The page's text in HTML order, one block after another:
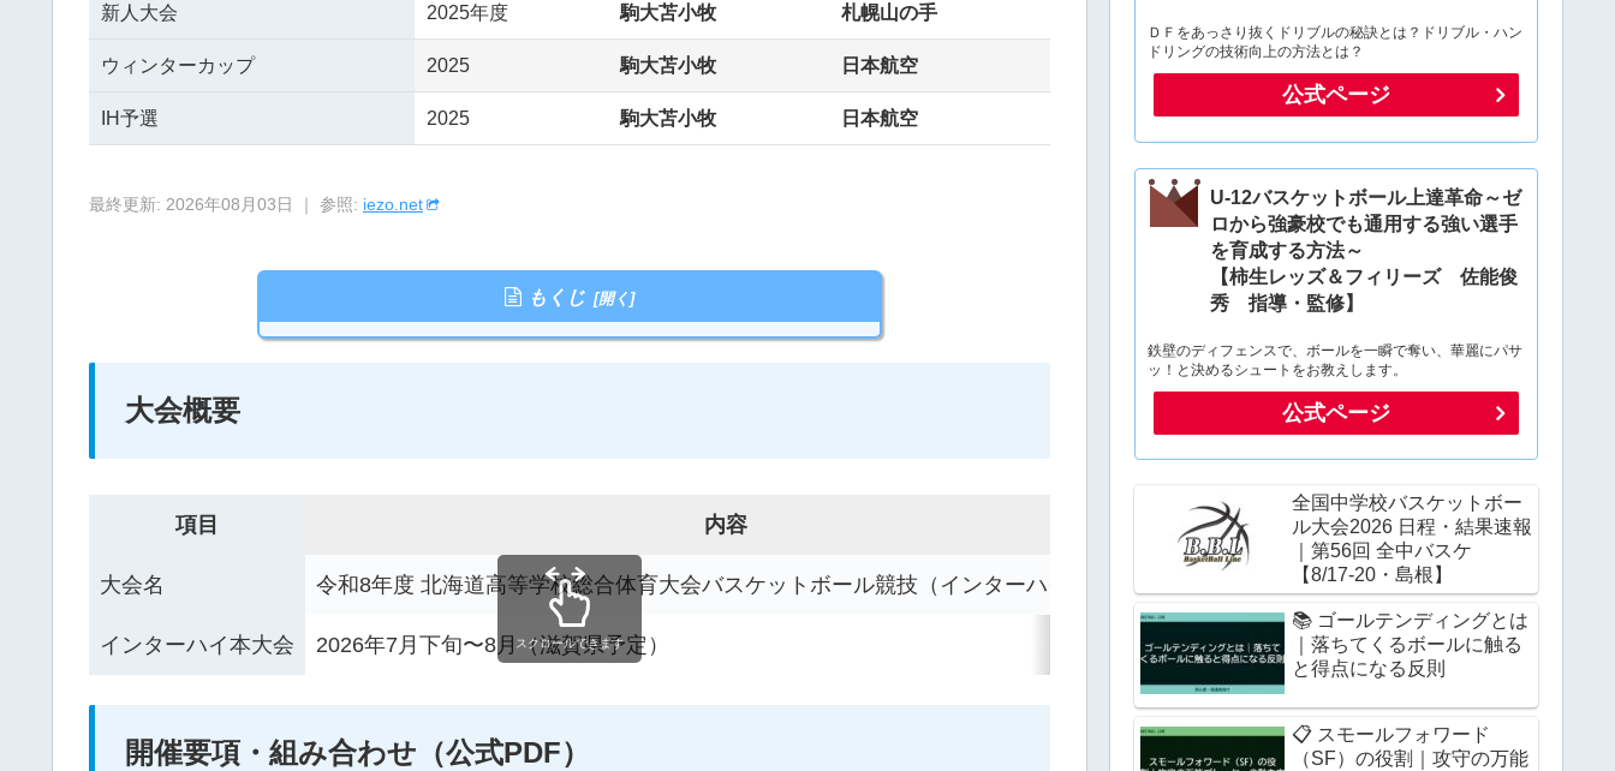
新人大会 2025年度 駒大苫小牧 札幌山の手
ウィンターカップ 2025 駒大苫小牧 日本航空
IH予選 2025 駒大苫小牧 日本航空
最終更新: 2026年08月03日 ｜ 参照: iezo.net
もくじ
大会概要
項目 内容
大会名 令和8年度 北海道高等学校総合体育大会バスケットボール競技（インターハイ予選）
インターハイ本大会 2026年7月下旬〜8月（滋賀県予定）
スクロールできます
開催要項・組み合わせ（公式PDF）
ＤＦをあっさり抜くドリブルの秘訣とは？ドリブル・ハン
ドリングの技術向上の方法とは？
公式ページ
U-12バスケットボール上達革命～ゼ
ロから強豪校でも通用する強い選手
を育成する方法～
【柿生レッズ＆フィリーズ 佐能俊
秀 指導・監修】
鉄壁のディフェンスで、ボールを一瞬で奪い、華麗にパサ
ッ！と決めるシュートをお教えします。
公式ページ
全国中学校バスケットボー
ル大会2026 日程・結果速報
｜第56回 全中バスケ
【8/17-20・島根】
📚 ゴールテンディングとは
｜落ちてくるボールに触る
と得点になる反則
📋 スモールフォワード
（SF）の役割｜攻守の万能